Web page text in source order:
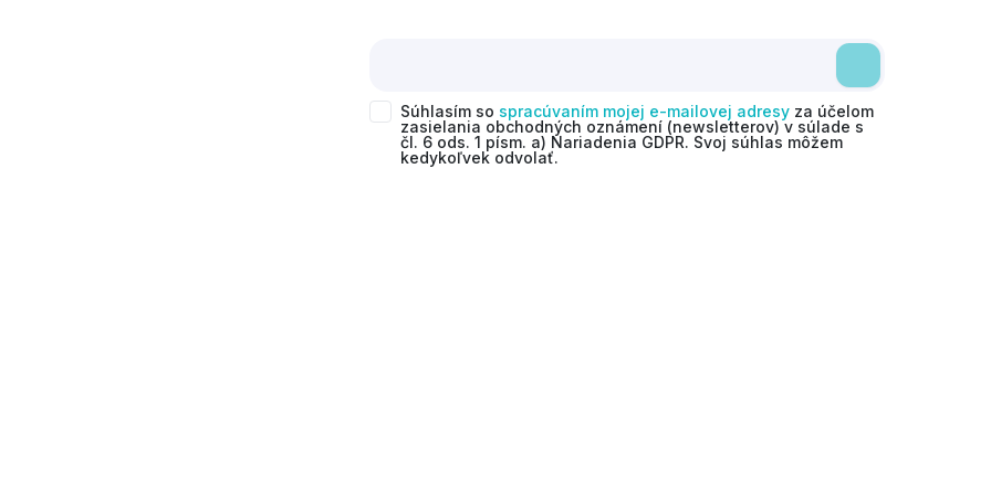
Súhlasím so spracúvaním mojej e-mailovej adresy za účelom
zasielania obchodných oznámení (newsletterov) v súlade s
čl. 6 ods. 1 písm. a) Nariadenia GDPR. Svoj súhlas môžem
kedykoľvek odvolať.